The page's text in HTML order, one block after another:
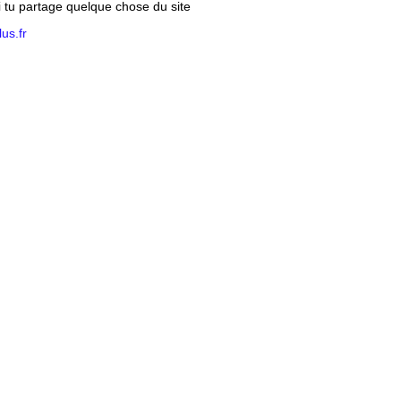
partage quelque chose du site